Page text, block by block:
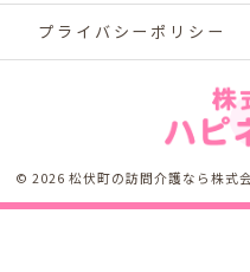
プライバシーポリシー
© 2026 松伏町の訪問介護なら株式